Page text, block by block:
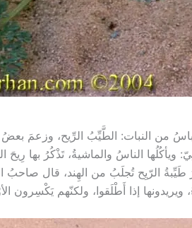
من النبات: الطَّيِّبُ الرِّيح، وزعمَ بعضُ
ويأكُلُها الناسُ والماشيةُ، تَذْكُرُ بها
الرّيِح تُجلَبُ من الهِند، قال صاحبُ
ويريدونها إذا أَطْلَقوا، ولكنّهم